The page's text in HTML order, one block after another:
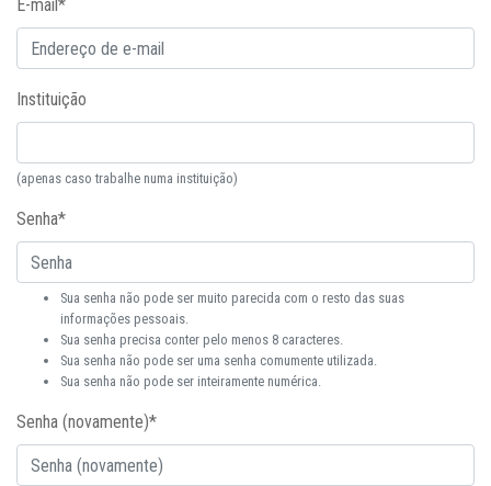
E-mail*
Instituição
(apenas caso trabalhe numa instituição)
Senha*
Sua senha não pode ser muito parecida com o resto das suas
informações pessoais.
Sua senha precisa conter pelo menos 8 caracteres.
Sua senha não pode ser uma senha comumente utilizada.
Sua senha não pode ser inteiramente numérica.
Senha (novamente)*